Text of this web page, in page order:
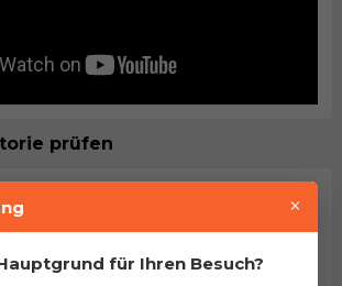
prüfen
×
für Ihren Besuch?